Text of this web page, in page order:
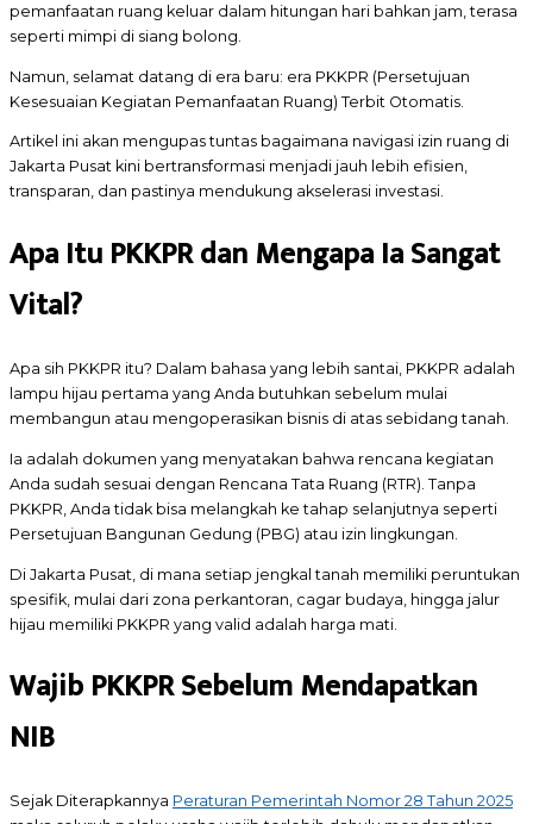
pemanfaatan ruang keluar dalam hitungan hari bahkan jam, terasa
seperti mimpi di siang bolong.
Namun, selamat datang di era baru: era PKKPR (Persetujuan
Kesesuaian Kegiatan Pemanfaatan Ruang) Terbit Otomatis.
Artikel ini akan mengupas tuntas bagaimana navigasi izin ruang di
Jakarta Pusat kini bertransformasi menjadi jauh lebih efisien,
transparan, dan pastinya mendukung akselerasi investasi.
Apa Itu PKKPR dan Mengapa Ia Sangat
Vital?
Apa sih PKKPR itu? Dalam bahasa yang lebih santai, PKKPR adalah
lampu hijau pertama yang Anda butuhkan sebelum mulai
membangun atau mengoperasikan bisnis di atas sebidang tanah.
Ia adalah dokumen yang menyatakan bahwa rencana kegiatan
Anda sudah sesuai dengan Rencana Tata Ruang (RTR). Tanpa
PKKPR, Anda tidak bisa melangkah ke tahap selanjutnya seperti
Persetujuan Bangunan Gedung (PBG) atau izin lingkungan.
Di Jakarta Pusat, di mana setiap jengkal tanah memiliki peruntukan
spesifik, mulai dari zona perkantoran, cagar budaya, hingga jalur
hijau memiliki PKKPR yang valid adalah harga mati.
Wajib PKKPR Sebelum Mendapatkan
NIB
Sejak Diterapkannya Peraturan Pemerintah Nomor 28 Tahun 2025